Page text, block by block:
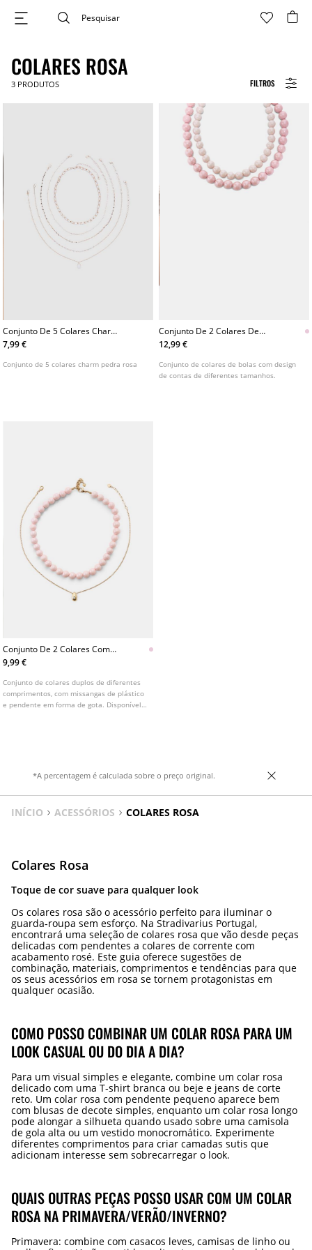
FILTROS
COLARES ROSA
3 PRODUTOS
Conjunto De 5 Colares Charm
Pedra Rosa
7,99 €
Conjunto de 5 colares charm pedra rosa
Conjunto De 2 Colares De
Esferas
12,99 €
Conjunto de colares de bolas com design
de contas de diferentes tamanhos.
Conjunto De 2 Colares Com
Contas
9,99 €
Conjunto de colares duplos de diferentes
comprimentos, com missangas de plástico
e pendente em forma de gota. Disponível
*A percentagem é calculada sobre o preço original.
INÍCIO ACESSÓRIOS COLARES ROSA
Colares Rosa
Toque de cor suave para qualquer look
Os colares rosa são o acessório perfeito para iluminar o
guarda‑roupa sem esforço. Na Stradivarius Portugal,
encontrará uma seleção de colares rosa que vão desde peças
delicadas com pendentes a colares de corrente com
acabamento rosé. Este guia oferece sugestões de
combinação, materiais, comprimentos e tendências para que
os seus acessórios em rosa se tornem protagonistas em
qualquer ocasião.
COMO POSSO COMBINAR UM COLAR ROSA PARA UM
LOOK CASUAL OU DO DIA A DIA?
Para um visual simples e elegante, combine um colar rosa
delicado com uma T‑shirt branca ou beje e jeans de corte
reto. Um colar rosa com pendente pequeno aparece bem
com blusas de decote simples, enquanto um colar rosa longo
pode alongar a silhueta quando usado sobre uma camisola
de gola alta ou um vestido monocromático. Experimente
diferentes comprimentos para criar camadas sutis que
adicionam interesse sem sobrecarregar o look.
QUAIS OUTRAS PEÇAS POSSO USAR COM UM COLAR
ROSA NA PRIMAVERA/VERÃO/INVERNO?
Primavera: combine com casacos leves, camisas de linho ou